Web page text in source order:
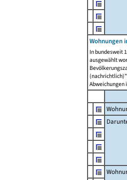
Wohnungen
In bundesweit
ausgewählt
Abweichungen